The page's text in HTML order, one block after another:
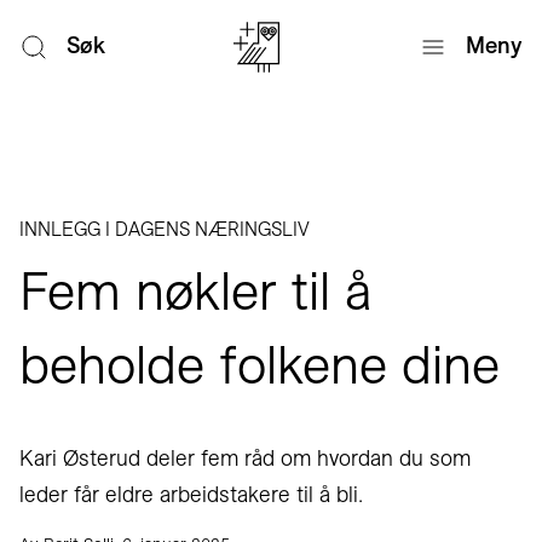
Søk Meny
INNLEGG I DAGENS NÆRINGSLIV
Fem nøkler til å
beholde folkene dine
Kari Østerud deler fem råd om hvordan du som
leder får eldre arbeidstakere til å bli.